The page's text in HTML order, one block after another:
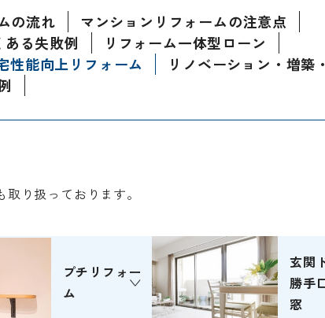
の流れ
マンションリフォームの注意点
ある失敗例
リフォーム一体型ローン
性能向上リフォーム
リノベーション・増築
り扱っております。
プチリフォー
ム
玄関
勝手
窓